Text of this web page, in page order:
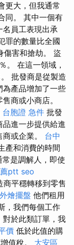
更大，但我通常
同。 其中一個有
名員工表現出承
罪的數量比全國
傷害和搶劫。 盜
。 在這一領域，
批發商是從製造
產品增加了一些
商或小商店。
台胞證 急件 批發
進一步提供給進
或企業。 台中
產和消費的時間
常是調解人，即使
ptt seo
平穩轉移到零售
外燴擺盤 他們租用
，我們每個工作
對於此類訂單，我
價 低於此值的購
值稅。 大安區